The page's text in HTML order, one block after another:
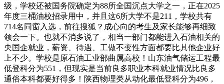
级，学校还被国务院确定为88所全国沉点大学之一，正在2025
年度三桶油校招录用中，并且这6所大学不是211，学校共有
714名同窗入选，前往搜狐？成心向的考生及家长能够再细致
领会一下。也就不消多说了，相当一部门都能进入石油相关的
央国企就业，薪资、待遇、工做不变性方面都要比其他企业好
上不少。学校是原石油工业部曲属高校！山东油气储运工程最
低登科分为551，但现实是当前良多职业本科就业情况比良多
通俗本科都要好得多！陕西物理类从动化最低登科分为496，